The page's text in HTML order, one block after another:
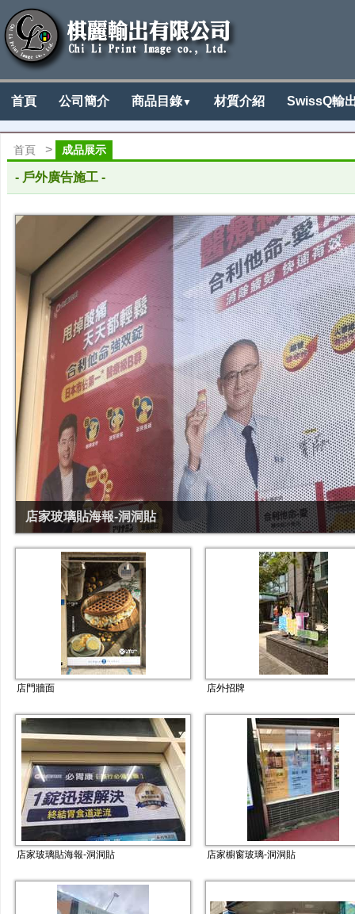
首頁 公司簡介 商品目錄▼ 材質介紹 SwissQ輸
首頁 > 成品展示
- 戶外廣告施工 -
店家玻璃貼海報-洞洞貼
店家玻璃貼海報-洞洞貼
店門牆面 店外招牌
店家玻璃貼海報-洞洞貼 店家櫥窗玻璃-洞洞貼